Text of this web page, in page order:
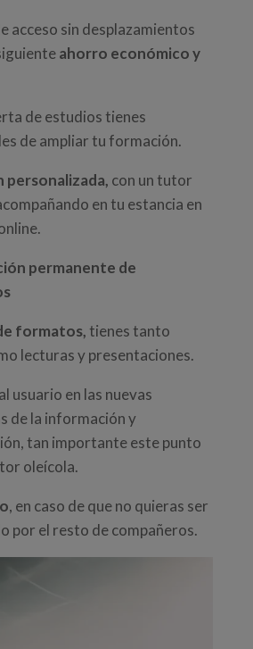
acceso sin desplazamientos
ahorro económico y
de estudios tienes
de ampliar tu formación.
personalizada, con un tutor
en tu estancia en
permanente de
formatos, tienes tanto
lecturas y presentaciones.
usuario en las nuevas
de la información y
tan importante este punto
oleícola.
, en caso de que no quieras ser
por el resto de compañeros.